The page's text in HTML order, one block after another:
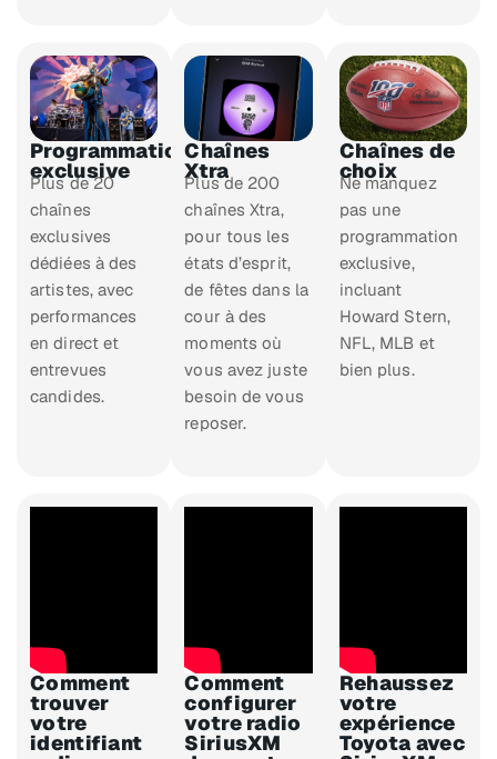
Programmation
exclusive
Plus de 20
chaînes
exclusives
dédiées à des
artistes, avec
performances
en direct et
entrevues
candides.
Chaînes
Xtra
Plus de 200
chaînes Xtra,
pour tous les
états d’esprit,
de fêtes dans la
cour à des
moments où
vous avez juste
besoin de vous
reposer.
Chaînes de
choix
Ne manquez
pas une
programmation
exclusive,
incluant
Howard Stern,
NFL, MLB et
bien plus.
Comment
trouver
votre
identifiant
Comment
configurer
votre radio
SiriusXM
Rehaussez
votre
expérience
Toyota avec